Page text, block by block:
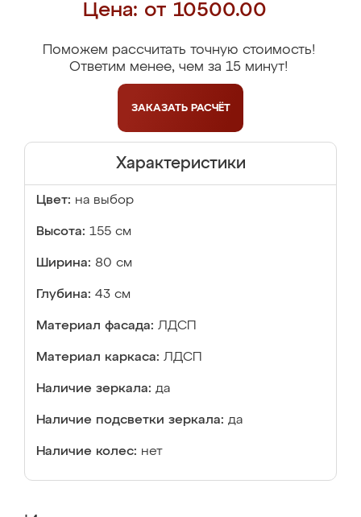
Цена: от 10500.00
Поможем рассчитать точную стоимость!
Ответим менее, чем за 15 минут!
ЗАКАЗАТЬ РАСЧЁТ
Характеристики
Цвет: на выбор
Высота: 155 см
Ширина: 80 см
Глубина: 43 см
Материал фасада: ЛДСП
Материал каркаса: ЛДСП
Наличие зеркала: да
Наличие подсветки зеркала: да
Наличие колес: нет